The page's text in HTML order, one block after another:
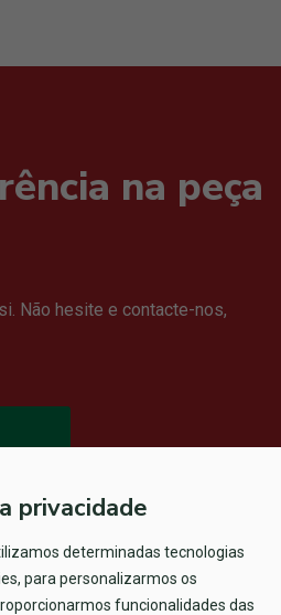
na peça
Não hesite e contacte-nos,
privacidade
determinadas tecnologias
para personalizarmos os
funcionalidades das